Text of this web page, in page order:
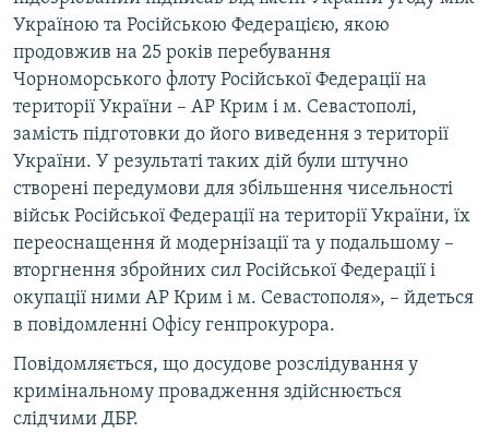
Україною та Російською Федерацією, якою
продовжив на 25 років перебування
Чорноморського флоту Російської Федерації на
території України – АР Крим і м. Севастополі,
замість підготовки до його виведення з території
України. У результаті таких дій були штучно
створені передумови для збільшення чисельності
військ Російської Федерації на території України, їх
переоснащення й модернізації та у подальшому –
вторгнення збройних сил Російської Федерації і
окупації ними АР Крим і м. Севастополя», – йдеться
в повідомленні Офісу генпрокурора.
Повідомляється, що досудове розслідування у
кримінальному провадження здійснюється
слідчими ДБР.